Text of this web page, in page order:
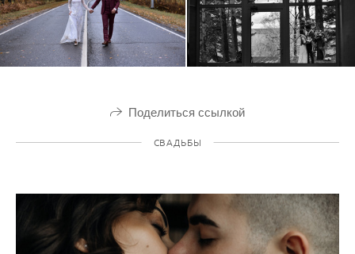
Поделиться ссылкой
СВАДЬБЫ